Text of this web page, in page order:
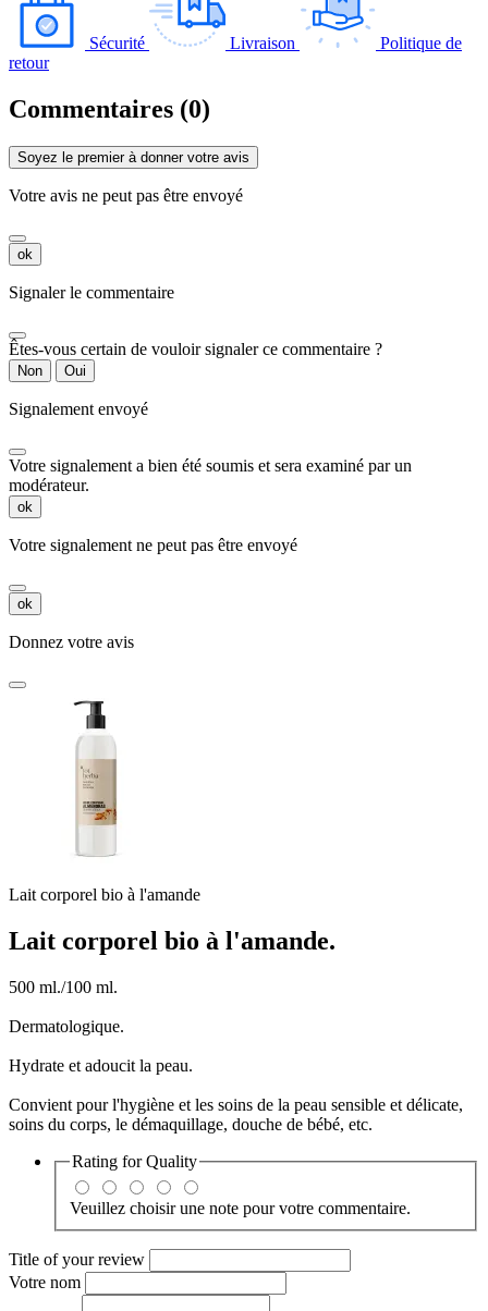
Sécurité Livraison
Politique de
retour
Commentaires (0)
Soyez le premier à donner votre avis
Votre avis ne peut pas être envoyé
ok
Signaler le commentaire
Êtes-vous certain de vouloir signaler ce commentaire ?
Non Oui
Signalement envoyé
Votre signalement a bien été soumis et sera examiné par un
modérateur.
ok
Votre signalement ne peut pas être envoyé
ok
Donnez votre avis
Lait corporel bio à l'amande
Lait corporel bio à l'amande.
500 ml./100 ml.
Dermatologique.
Hydrate et adoucit la peau.
Convient pour l'hygiène et les soins de la peau sensible et délicate,
soins du corps, le démaquillage, douche de bébé, etc.
Rating forQuality
Veuillez choisir une note pour votre commentaire.
Title of your review
Votre nom